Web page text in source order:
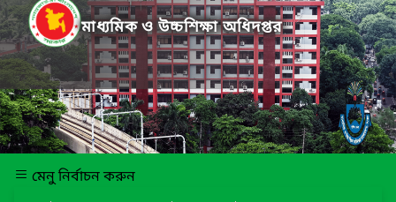
মাধ্যমিক ও উচ্চশিক্ষা অধিদপ্তর
মেনু নির্বাচন করুন